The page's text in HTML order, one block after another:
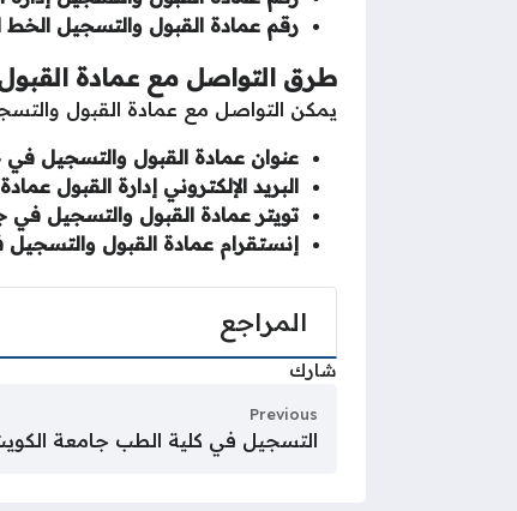
رقم عمادة القبول والتسجيل
طرق التواصل مع عمادة
يمكن التواصل مع عمادة القبول
عنوان عمادة القبول والتسجيل
البريد الإلكتروني إدارة القبول
تويتر عمادة القبول والتسجيل في
إنستقرام عمادة القبول
المراجع
شارك
Previous
التسجيل في كلية الطب جامعة